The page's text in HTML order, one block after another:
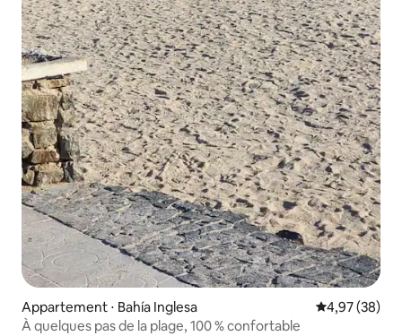
Appartement ⋅ Bahía Inglesa Évaluation
4,97 (38)
À quelques pas de la plage, 100 % confortable